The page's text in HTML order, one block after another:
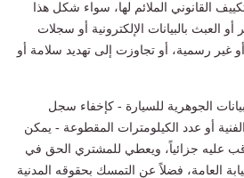
القانوني الملائم لها، سواء شكل هذا
أو العبث بالبيانات الإلكترونية أو سجلات
غير رسمية، أو تجاوزت إلى تهديد سلامة أو
الجوهرية للسيارة - كإخفاء سجل
أو عدد الكيلومترات المقطوعة - يمكن
عليه جزائياً، ويعطي للمشتري الحق في
العامة، فضلاً عن التمسك بحقوقه المدنية